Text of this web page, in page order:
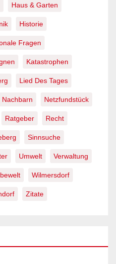
Haus & Garten
Historie
Fragen
Katastrophen
Lied Des Tages
Nachbarn Netzfundstück
Ratgeber Recht
Sinnsuche
Umwelt Verwaltung
Wilmersdorf
Zitate